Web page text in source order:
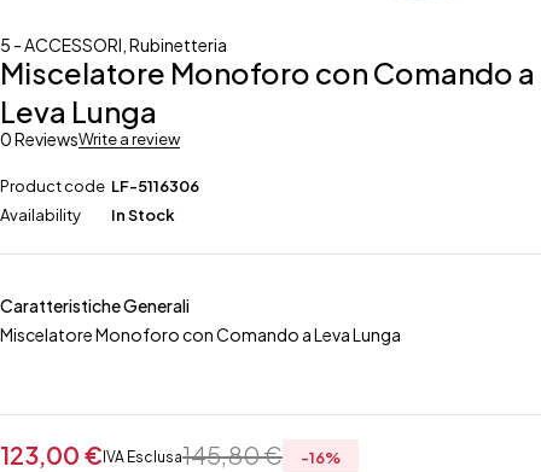
5 - ACCESSORI Rubinetteria
Miscelatore Monoforo con Comando a
Leva Lunga
0 ReviewsWrite a review
Product code LF-5116306
Availability
In Stock
Caratteristiche Generali
Miscelatore Monoforo con Comando a Leva Lunga
145,80€
123,00 € IVA Esclusa -16%